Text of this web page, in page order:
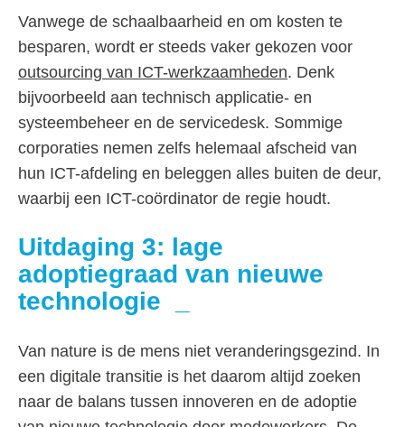
Vanwege de schaalbaarheid en om kosten te
besparen, wordt er steeds vaker gekozen voor
outsourcing van ICT-werkzaamheden. Denk
bijvoorbeeld aan technisch applicatie- en
systeembeheer en de servicedesk. Sommige
corporaties nemen zelfs helemaal afscheid van
hun ICT-afdeling en beleggen alles buiten de deur,
waarbij een ICT-coördinator de regie houdt.
Uitdaging 3: lage
adoptiegraad van nieuwe
technologie
Van nature is de mens niet veranderingsgezind. In
een digitale transitie is het daarom altijd zoeken
naar de balans tussen innoveren en de adoptie